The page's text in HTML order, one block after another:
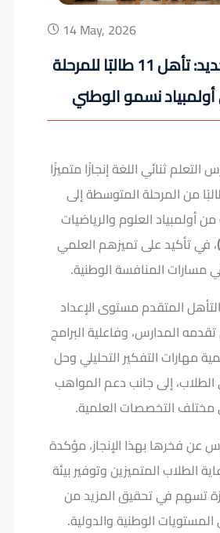
14 May, 2026
إنجاز علمي جديد: تأهل 11 طالبًا للمرحلة
أولمبياد نسمو الوطني
ثنائي اللغة إنجازًا متميزًا
(11) طالبًا من المرحلة المتوسطة إلى
من أولمبياد العلوم والرياضيات
، في تأكيد على تميزهم العلمي
المنافسة الوطنية.
المتقدم مستوى الإعداد
المدارس، وفاعلية البرامج
مهارات التفكير التحليلي وحل
إلى جانب دعم المواهب
مختلف التخصصات العلمية.
عن فخرها بهذا الإنجاز، مؤكدة
الطلاب المتميزين وتوفير بيئة
تسهم في تحقيق المزيد من
الوطنية والدولية.